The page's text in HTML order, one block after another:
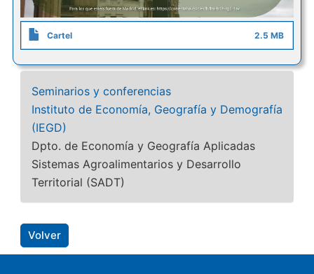
Cartel 2.5 MB
Seminarios y conferencias
Instituto de Economía, Geografía y Demografía
(IEGD)
Dpto. de Economía y Geografía Aplicadas
Sistemas Agroalimentarios y Desarrollo
Territorial (SADT)
Volver